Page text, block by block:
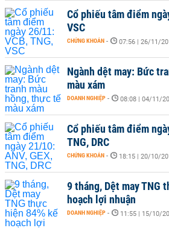
Cổ phiếu tâm điểm
VSC
CHỨNG KHOÁN - 07:56 | 26/11/
Ngành dệt may: Bức
màu xám
DOANH NGHIỆP - 08:08 | 04/11/
Cổ phiếu tâm điểm
TNG, DRC
CHỨNG KHOÁN - 18:15 | 20/10/
9 tháng, Dệt may TNG
hoạch lợi nhuận
DOANH NGHIỆP - 11:55 | 15/10/